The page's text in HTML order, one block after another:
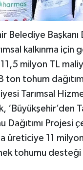
Belediye
kalkınma
11,5 milyon TL
tohum
Tarımsal
‘Büyükşehir’den
Dağıtımı Projesi
üreticiye 11
tohumu desteği